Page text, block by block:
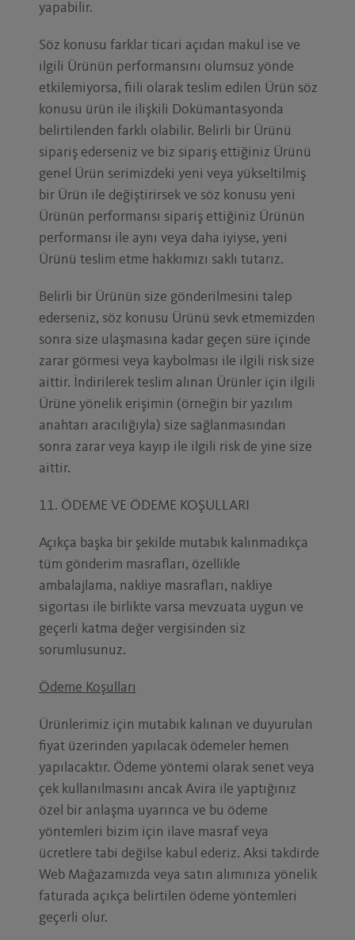
yapabilir.
Söz konusu farklar ticari açıdan makul ise ve
ilgili Ürünün performansını olumsuz yönde
etkilemiyorsa, fiili olarak teslim edilen Ürün söz
konusu ürün ile ilişkili Dokümantasyonda
belirtilenden farklı olabilir. Belirli bir Ürünü
sipariş ederseniz ve biz sipariş ettiğiniz Ürünü
genel Ürün serimizdeki yeni veya yükseltilmiş
bir Ürün ile değiştirirsek ve söz konusu yeni
Ürünün performansı sipariş ettiğiniz Ürünün
performansı ile aynı veya daha iyiyse, yeni
Ürünü teslim etme hakkımızı saklı tutarız.
Belirli bir Ürünün size gönderilmesini talep
ederseniz, söz konusu Ürünü sevk etmemizden
sonra size ulaşmasına kadar geçen süre içinde
zarar görmesi veya kaybolması ile ilgili risk size
aittir. İndirilerek teslim alınan Ürünler için ilgili
Ürüne yönelik erişimin (örneğin bir yazılım
anahtarı aracılığıyla) size sağlanmasından
sonra zarar veya kayıp ile ilgili risk de yine size
aittir.
11. ÖDEME VE ÖDEME KOŞULLARI
Açıkça başka bir şekilde mutabık kalınmadıkça
tüm gönderim masrafları, özellikle
ambalajlama, nakliye masrafları, nakliye
sigortası ile birlikte varsa mevzuata uygun ve
geçerli katma değer vergisinden siz
sorumlusunuz.
Ödeme Koşulları
Ürünlerimiz için mutabık kalınan ve duyurulan
fiyat üzerinden yapılacak ödemeler hemen
yapılacaktır. Ödeme yöntemi olarak senet veya
çek kullanılmasını ancak Avira ile yaptığınız
özel bir anlaşma uyarınca ve bu ödeme
yöntemleri bizim için ilave masraf veya
ücretlere tabi değilse kabul ederiz. Aksi takdirde
Web Mağazamızda veya satın alımınıza yönelik
faturada açıkça belirtilen ödeme yöntemleri
geçerli olur.